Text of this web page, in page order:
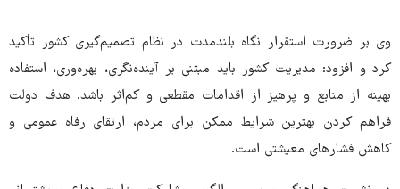
وی بر ضرورت استقرار نگاه بلندمدت در نظام تصمیم‌گیری کشور تأکید
کرد و افزود: مدیریت کشور باید مبتنی بر آینده‌نگری، بهره‌وری، استفاده
بهینه از منابع و پرهیز از اقدامات مقطعی و کم‌اثر باشد. هدف دولت
فراهم کردن بهترین شرایط ممکن برای مردم، ارتقای رفاه عمومی و
کاهش فشارهای معیشتی است.